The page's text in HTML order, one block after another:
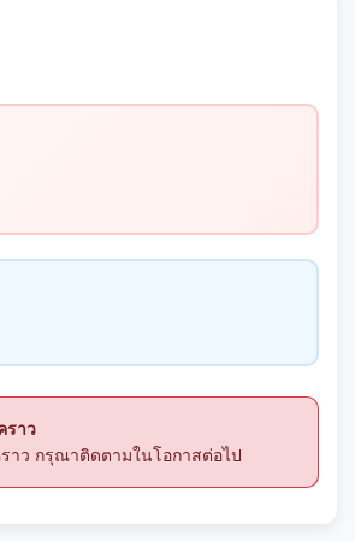
ราว
าว กรุณาติดตามในโอกาสต่อไป